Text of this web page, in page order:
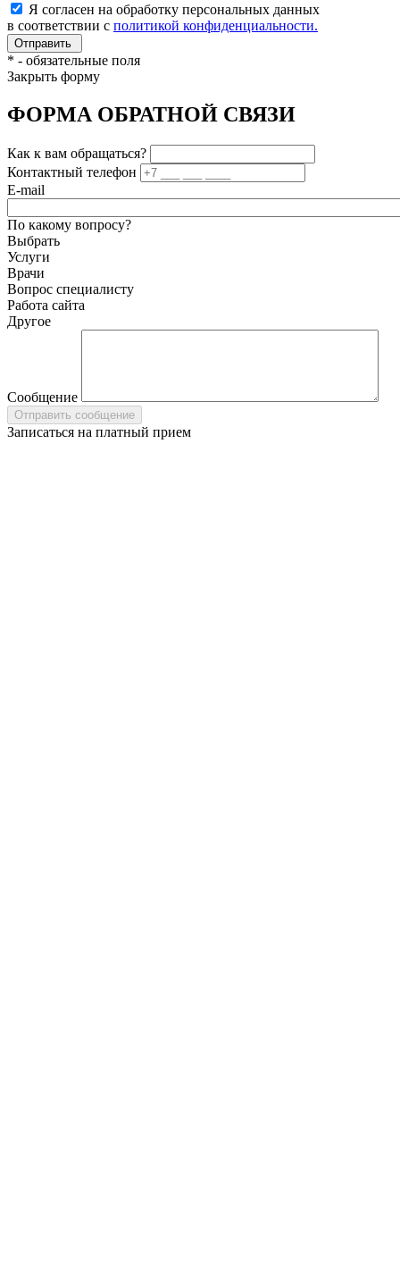
Я согласен на обработку персональных данных
в соответствии с политикой конфиденциальности.
* - обязательные поля
Закрыть форму
ФОРМА ОБРАТНОЙ СВЯЗИ
Как к вам обращаться?
Контактный телефон
E-mail
По какому вопросу?
Выбрать
Услуги
Врачи
Вопрос специалисту
Работа сайта
Другое
Сообщение
Записаться на платный прием